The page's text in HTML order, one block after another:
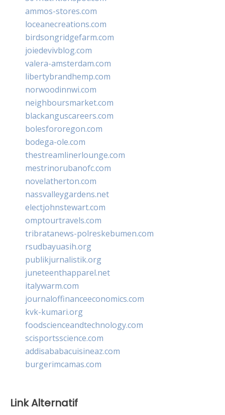
ammos-stores.com
loceanecreations.com
birdsongridgefarm.com
joiedevivblog.com
valera-amsterdam.com
libertybrandhemp.com
norwoodinnwi.com
neighboursmarket.com
blackanguscareers.com
bolesfororegon.com
bodega-ole.com
thestreamlinerlounge.com
mestrinorubanofc.com
novelatherton.com
nassvalleygardens.net
electjohnstewart.com
omptourtravels.com
tribratanews-polreskebumen.com
rsudbayuasih.org
publikjurnalistik.org
juneteenthapparel.net
italywarm.com
journaloffinanceeconomics.com
kvk-kumari.org
foodscienceandtechnology.com
scisportsscience.com
addisababacuisineaz.com
burgerimcamas.com
Link Alternatif